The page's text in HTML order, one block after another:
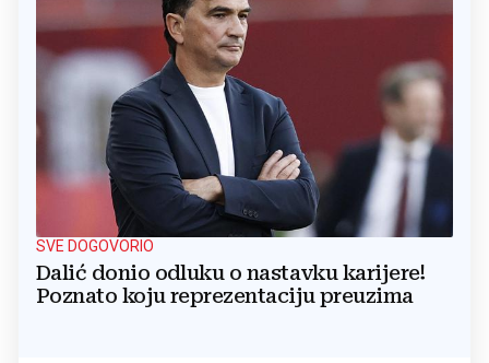
SVE DOGOVORIO
Dalić donio odluku o nastavku karijere!
Poznato koju reprezentaciju preuzima